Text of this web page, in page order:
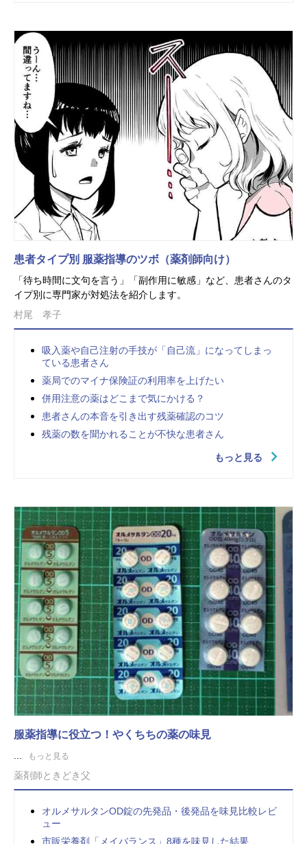
患者タイプ別 服薬指導のツボ（薬剤師向け）
「待ち時間に文句を言う」「副作用に敏感」など、患者さんのタ
イプ別に専門家が対処法を紹介します。
村尾 孝子
吸入薬や自己注射の手技が「自己流」になってしまっ
ている患者さん
薬局でのマイナ保険証の利用率を上げたい
併用注意の薬はどこまで気にかける？
患者さんの本音を引き出す残薬確認のコツ
残薬の数を聞かれることが不快な患者さん
もっと見る
服薬指導に役立つ！やくちちの薬の味見
... もっと見る
薬剤師ときどき父
オルメサルタンOD錠の先発品・後発品を味見比較レビ
ュー
市販栄養剤「メイバランス」8種を味見した結果…